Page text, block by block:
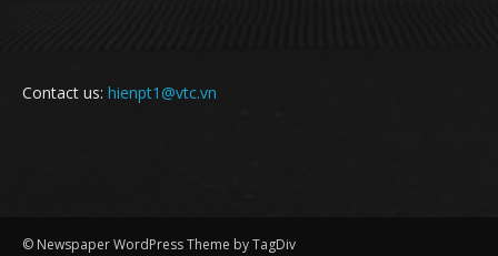
Contact us: hienpt1@vtc.vn
© Newspaper WordPress Theme by TagDiv